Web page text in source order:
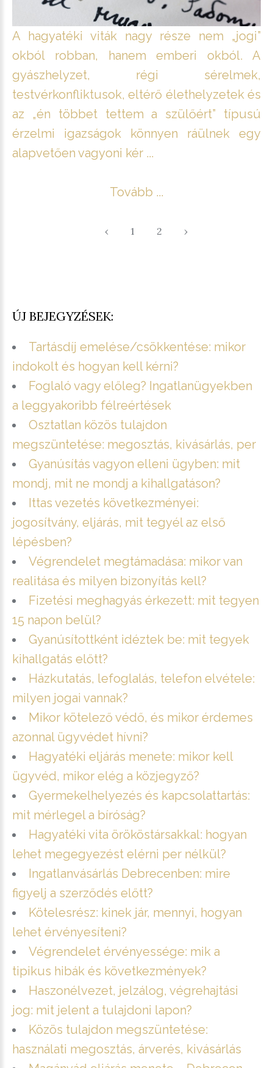
A hagyatéki viták nagy része nem „jogi”
okból robban, hanem emberi okból. A
gyászhelyzet, régi sérelmek,
testvérkonfliktusok, eltérő élethelyzetek és
az „én többet tettem a szülőért” típusú
érzelmi igazságok könnyen ráülnek egy
alapvetően vagyoni kér ...
Tovább ...
‹ 1 2 ›
ÚJ BEJEGYZÉSEK:
Tartásdíj emelése/csökkentése: mikor
indokolt és hogyan kell kérni?
Foglaló vagy előleg? Ingatlanügyekben
a leggyakoribb félreértések
Osztatlan közös tulajdon
megszüntetése: megosztás, kivásárlás, per
Gyanúsítás vagyon elleni ügyben: mit
mondj, mit ne mondj a kihallgatáson?
Ittas vezetés következményei:
jogosítvány, eljárás, mit tegyél az első
lépésben?
Végrendelet megtámadása: mikor van
realitása és milyen bizonyítás kell?
Fizetési meghagyás érkezett: mit tegyen
15 napon belül?
Gyanúsítottként idéztek be: mit tegyek
kihallgatás előtt?
Házkutatás, lefoglalás, telefon elvétele:
milyen jogai vannak?
Mikor kötelező védő, és mikor érdemes
azonnal ügyvédet hívni?
Hagyatéki eljárás menete: mikor kell
ügyvéd, mikor elég a közjegyző?
Gyermekelhelyezés és kapcsolattartás:
mit mérlegel a bíróság?
Hagyatéki vita örököstársakkal: hogyan
lehet megegyezést elérni per nélkül?
Ingatlanvásárlás Debrecenben: mire
figyelj a szerződés előtt?
Kötelesrész: kinek jár, mennyi, hogyan
lehet érvényesíteni?
Végrendelet érvényessége: mik a
tipikus hibák és következmények?
Haszonélvezet, jelzálog, végrehajtási
jog: mit jelent a tulajdoni lapon?
Közös tulajdon megszüntetése:
használati megosztás, árverés, kivásárlás